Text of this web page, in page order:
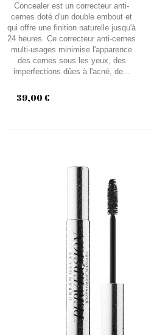
Concealer est un correcteur anti-
cernes doté d'un double embout et
qui offre une finition naturelle jusqu'à
24 heures. Ce correcteur anti-cernes
multi-usages minimise l'apparence
des cernes sous les yeux, des
imperfections dûes à l'acné, de...
39,00 €